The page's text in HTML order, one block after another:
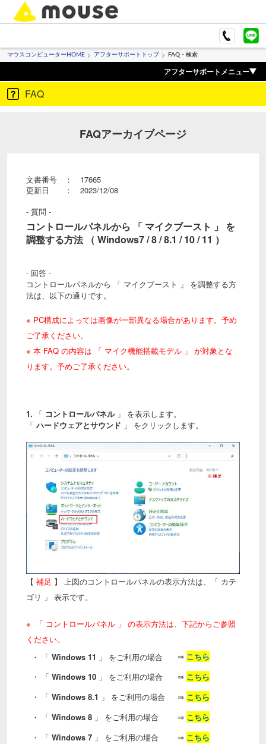
マウスコンピューターHOME アフターサポートトップ FAQ・検索
アフターサポートメニュー
FAQ
FAQアーカイブページ
文書番号 ： 17665
更新日 ： 2023/12/08
- 質問 -
コントロールパネルから 「 マイクブースト 」 を
調整する方法 （ Windows7 / 8 / 8.1 / 10 / 11 ）
- 回答 -
コントロールパネルから 「 マイクブースト 」 を調整する方
法は、 以下の通りです。
※ PC構成によっては画像が一部異なる場合があります。予め
ご了承ください。
※ 本 FAQ の内容は 「 マイク機能搭載モデル 」 が対象とな
ります。予めご了承ください。
1. 「 コントロールパネル 」 を表示します。
「 ハードウェアとサウンド 」 をクリックします。
【 補足 】 上図のコントロールパネルの表示方法は、「 カテ
ゴリ 」 表示です。
※ 「 コントロールパネル 」 の表示方法は、下記からご参照
ください。
・ 「 Windows 11 」 をご利用の場合 ⇒ こちら
・ 「 Windows 10 」 をご利用の場合 ⇒ こちら
・ 「 Windows 8.1 」 をご利用の場合 ⇒ こちら
・ 「 Windows 8 」 をご利用の場合 ⇒ こちら
・ 「 Windows 7 」 をご利用の場合 ⇒ こちら